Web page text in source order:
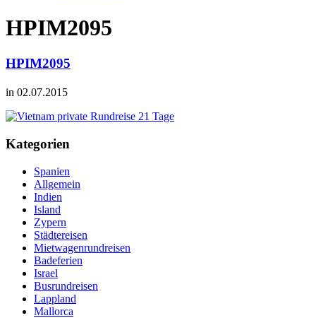
HPIM2095
HPIM2095
in 02.07.2015
Kategorien
Spanien
Allgemein
Indien
Island
Zypern
Städtereisen
Mietwagenrundreisen
Badeferien
Israel
Busrundreisen
Lappland
Mallorca